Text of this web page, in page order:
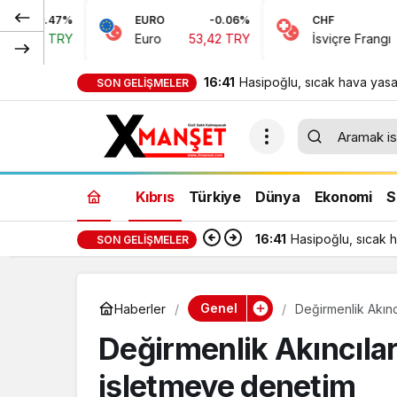
EURO -0.06%
Euro 53,42 TRY
CHF
İsviçre Frangı 58,48 TRY
SON GELIŞMELER 16:41 Hasipoğlu, sıcak hava
denetimlerine sahada
Kıbrıs Türkiye Dünya Ekonomi
SON GELIŞMELER 16:41 Hasipoğlu, sıcak
Haberler Genel Değirmenlik
Değirmenlik
işletmeye denetim